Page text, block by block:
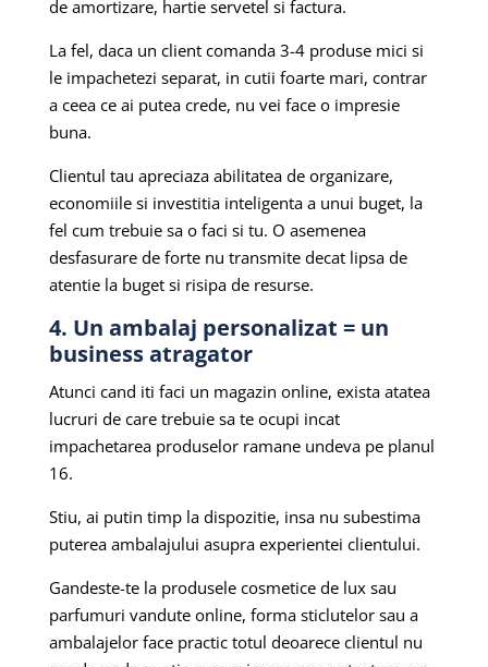
de amortizare, hartie servetel si factura.
La fel, daca un client comanda 3-4 produse mici si
le impachetezi separat, in cutii foarte mari, contrar
a ceea ce ai putea crede, nu vei face o impresie
buna.
Clientul tau apreciaza abilitatea de organizare,
economiile si investitia inteligenta a unui buget, la
fel cum trebuie sa o faci si tu. O asemenea
desfasurare de forte nu transmite decat lipsa de
atentie la buget si risipa de resurse.
4. Un ambalaj personalizat = un
business atragator
Atunci cand iti faci un magazin online, exista atatea
lucruri de care trebuie sa te ocupi incat
impachetarea produselor ramane undeva pe planul
16.
Stiu, ai putin timp la dispozitie, insa nu subestima
puterea ambalajului asupra experientei clientului.
Gandeste-te la produsele cosmetice de lux sau
parfumuri vandute online, forma sticlutelor sau a
ambalajelor face practic totul deoarece clientul nu